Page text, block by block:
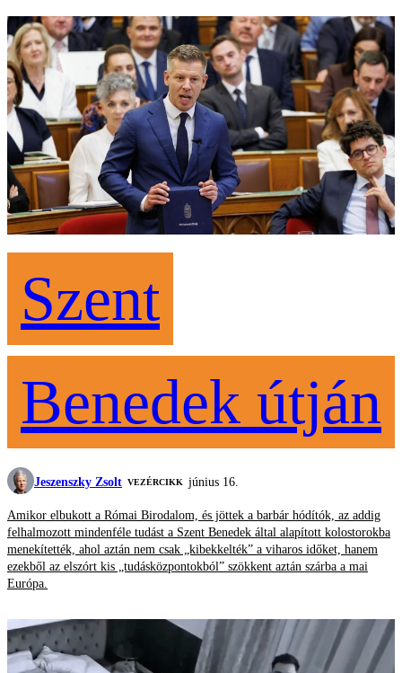
Szent
Benedek útján
Jeszenszky Zsolt VEZÉRCIKK június 16.
Amikor elbukott a Római Birodalom, és jöttek a barbár hódítók, az addig
felhalmozott mindenféle tudást a Szent Benedek által alapított kolostorokba
menekítették, ahol aztán nem csak „kibekkelték” a viharos időket, hanem
ezekből az elszórt kis „tudásközpontokból” szökkent aztán szárba a mai
Európa.